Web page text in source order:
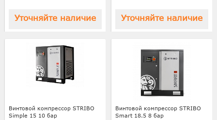
Уточняйте наличие Уточняйте наличие
Винтовой компрессор STRIBO
Simple 15 10 бар
Винтовой компрессор STRIBO
Smart 18.5 8 бар